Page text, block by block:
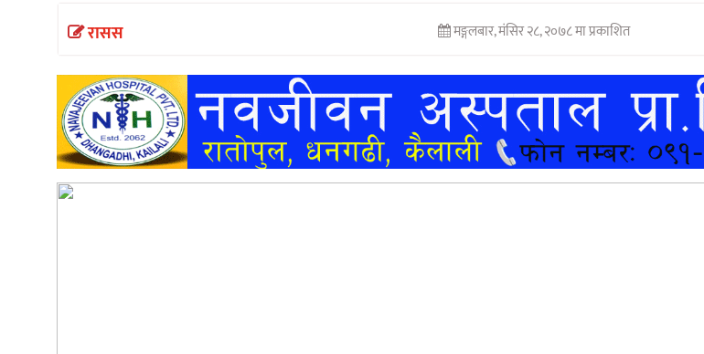
समाचार
अन्तर्वार्ता
खेलकुद
रासस मङ्गलबार, मंसिर २८, २०७८ मा प्रकाशित